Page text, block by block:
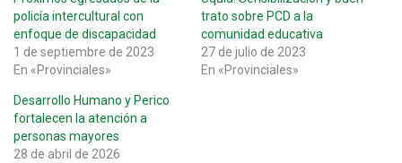
policía intercultural con
enfoque de discapacidad
1 de septiembre de 2023
En «Provinciales»
trato sobre PCD a la
comunidad educativa
27 de julio de 2023
En «Provinciales»
Desarrollo Humano y Perico
fortalecen la atención a
personas mayores
28 de abril de 2026